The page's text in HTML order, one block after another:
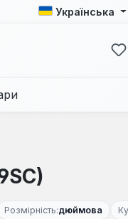
Українська
Розмірність:дюймова